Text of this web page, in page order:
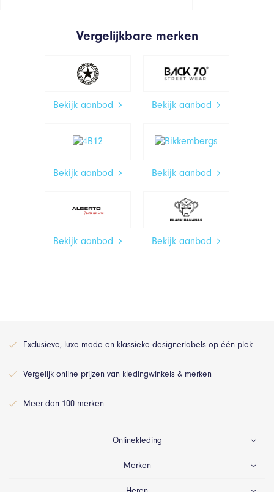
Vergelijkbare merken
Bekijk aanbod Bekijk aanbod
Bekijk aanbod Bekijk aanbod
Bekijk aanbod Bekijk aanbod
Exclusieve, luxe mode en klassieke designerlabels op één plek
Vergelijk online prijzen van kledingwinkels & merken
Meer dan 100 merken
Onlinekleding
Merken